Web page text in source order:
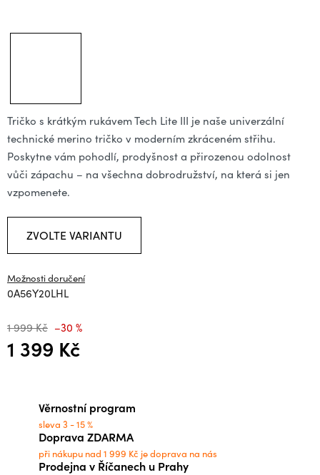
Tričko s krátkým rukávem Tech Lite III je naše univerzální
technické merino tričko v moderním zkráceném střihu.
Poskytne vám pohodlí, prodyšnost a přirozenou odolnost
vůči zápachu – na všechna dobrodružství, na která si jen
vzpomenete.
ZVOLTE VARIANTU
Možnosti doručení
0A56Y20LHL
1 999 Kč –30 %
1 399 Kč
Věrnostní program
sleva 3 - 15 %
Doprava ZDARMA
při nákupu nad 1 999 Kč je doprava na nás
Prodejna v Říčanech u Prahy